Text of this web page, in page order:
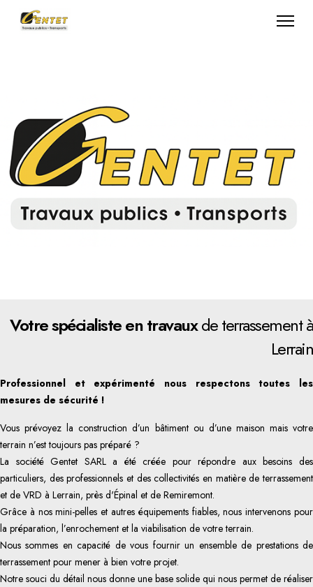
Votre spécialiste en travauxde terrassement à
Lerrain
Professionnel et expérimenté nous respectons toutes les
mesures de sécurité !
Vous prévoyez la construction d’un bâtiment ou d’une maison mais votre
terrain n’est toujours pas préparé ?
La société Gentet SARL a été créée pour répondre aux besoins des
particuliers, des professionnels et des collectivités en matière de terrassement
et de VRD à Lerrain, près d'Épinal et de Remiremont.
Grâce à nos mini-pelles et autres équipements fiables, nous intervenons pour
la préparation, l’enrochement et la viabilisation de votre terrain.
Nous sommes en capacité de vous fournir un ensemble de prestations de
terrassement pour mener à bien votre projet.
Notre souci du détail nous donne une base solide qui nous permet de réaliser